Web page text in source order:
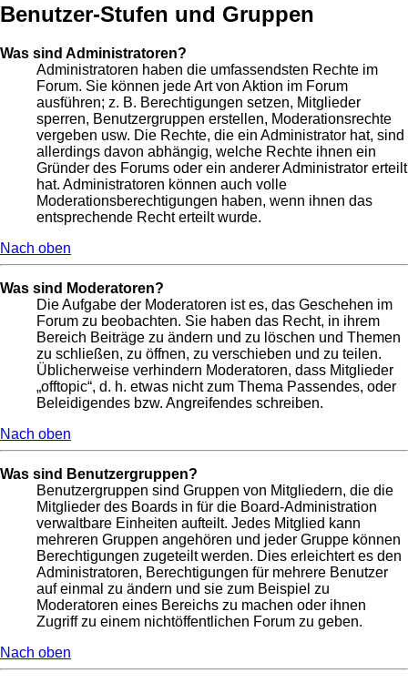
Benutzer-Stufen und Gruppen
Was sind Administratoren?
Administratoren haben die umfassendsten Rechte im
Forum. Sie können jede Art von Aktion im Forum
ausführen; z. B. Berechtigungen setzen, Mitglieder
sperren, Benutzergruppen erstellen, Moderationsrechte
vergeben usw. Die Rechte, die ein Administrator hat, sind
allerdings davon abhängig, welche Rechte ihnen ein
Gründer des Forums oder ein anderer Administrator erteilt
hat. Administratoren können auch volle
Moderationsberechtigungen haben, wenn ihnen das
entsprechende Recht erteilt wurde.
Nach oben
Was sind Moderatoren?
Die Aufgabe der Moderatoren ist es, das Geschehen im
Forum zu beobachten. Sie haben das Recht, in ihrem
Bereich Beiträge zu ändern und zu löschen und Themen
zu schließen, zu öffnen, zu verschieben und zu teilen.
Üblicherweise verhindern Moderatoren, dass Mitglieder
„offtopic“, d. h. etwas nicht zum Thema Passendes, oder
Beleidigendes bzw. Angreifendes schreiben.
Nach oben
Was sind Benutzergruppen?
Benutzergruppen sind Gruppen von Mitgliedern, die die
Mitglieder des Boards in für die Board-Administration
verwaltbare Einheiten aufteilt. Jedes Mitglied kann
mehreren Gruppen angehören und jeder Gruppe können
Berechtigungen zugeteilt werden. Dies erleichtert es den
Administratoren, Berechtigungen für mehrere Benutzer
auf einmal zu ändern und sie zum Beispiel zu
Moderatoren eines Bereichs zu machen oder ihnen
Zugriff zu einem nichtöffentlichen Forum zu geben.
Nach oben